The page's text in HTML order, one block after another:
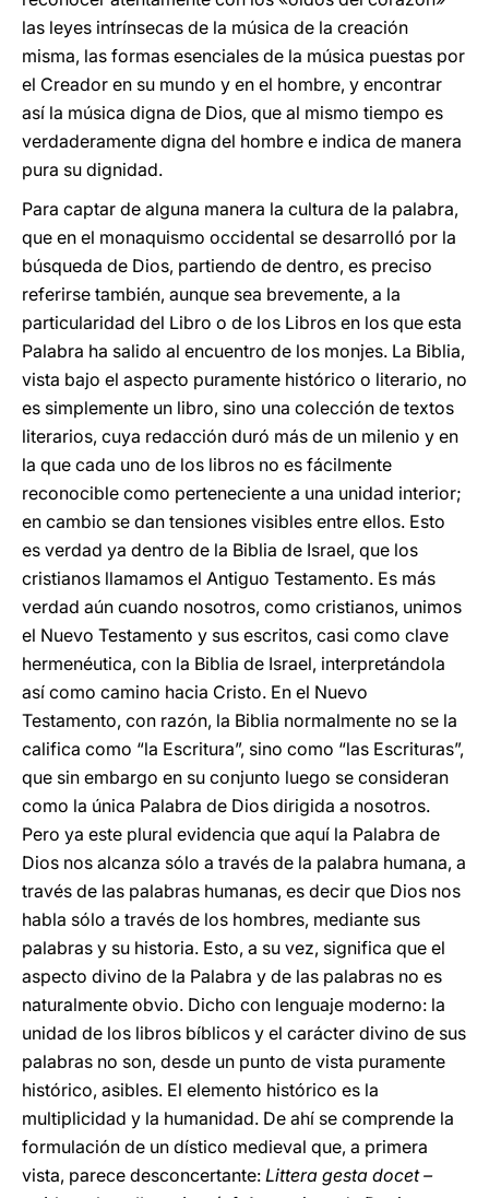
las leyes intrínsecas de la música de la creación
misma, las formas esenciales de la música puestas por
el Creador en su mundo y en el hombre, y encontrar
así la música digna de Dios, que al mismo tiempo es
verdaderamente digna del hombre e indica de manera
pura su dignidad.
Para captar de alguna manera la cultura de la palabra,
que en el monaquismo occidental se desarrolló por la
búsqueda de Dios, partiendo de dentro, es preciso
referirse también, aunque sea brevemente, a la
particularidad del Libro o de los Libros en los que esta
Palabra ha salido al encuentro de los monjes. La Biblia,
vista bajo el aspecto puramente histórico o literario, no
es simplemente un libro, sino una colección de textos
literarios, cuya redacción duró más de un milenio y en
la que cada uno de los libros no es fácilmente
reconocible como perteneciente a una unidad interior;
en cambio se dan tensiones visibles entre ellos. Esto
es verdad ya dentro de la Biblia de Israel, que los
cristianos llamamos el Antiguo Testamento. Es más
verdad aún cuando nosotros, como cristianos, unimos
el Nuevo Testamento y sus escritos, casi como clave
hermenéutica, con la Biblia de Israel, interpretándola
así como camino hacia Cristo. En el Nuevo
Testamento, con razón, la Biblia normalmente no se la
califica como “la Escritura”, sino como “las Escrituras”,
que sin embargo en su conjunto luego se consideran
como la única Palabra de Dios dirigida a nosotros.
Pero ya este plural evidencia que aquí la Palabra de
Dios nos alcanza sólo a través de la palabra humana, a
través de las palabras humanas, es decir que Dios nos
habla sólo a través de los hombres, mediante sus
palabras y su historia. Esto, a su vez, significa que el
aspecto divino de la Palabra y de las palabras no es
naturalmente obvio. Dicho con lenguaje moderno: la
unidad de los libros bíblicos y el carácter divino de sus
palabras no son, desde un punto de vista puramente
histórico, asibles. El elemento histórico es la
multiplicidad y la humanidad. De ahí se comprende la
formulación de un dístico medieval que, a primera
vista, parece desconcertante: Littera gesta docet –